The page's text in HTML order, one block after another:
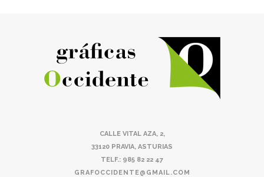
CALLE VITAL AZA, 2,
33120 PRAVIA, ASTURIAS
TELF.: 985 82 22 47
GRAFOCCIDENTE@GMAIL.COM